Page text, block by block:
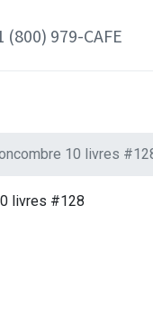
(800) 979-CAFE
10 livres